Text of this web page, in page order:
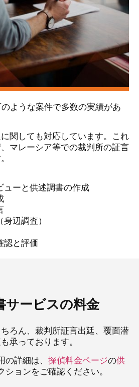
ような案件で多数の実績があ
関しても対応しています。これ
マレーシア等での裁判所の証言
ューと供述調書の作成
辺調査）
認と評価
サービスの料金
ろん、裁判所証言出廷、覆面潜
承っております。
詳細は、 探偵料金ページの供
ションをご確認ください。